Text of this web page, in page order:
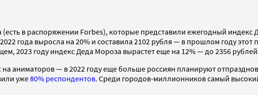
в распоряжении Forbes), которые представили ежегодный индекс
года выросла на 20% и составила 2102 рубля — в прошлом году этот
2023 году индекс Деда Мороза вырастет еще на 12% — до 2356
аниматоров — в 2022 году еще больше россиян планируют
уже80% респондентов. Среди городов-миллионников самый